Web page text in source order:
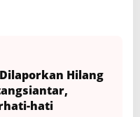
Hilang
hati